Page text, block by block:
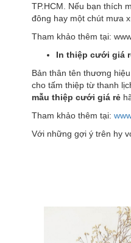
TP.HCM. Nếu bạn thích
đông hay một chút mưa
Tham khảo thêm tại:
In thiệp cưới giá
Bản thân tên thương
cho tấm thiệp từ thanh
mẫu thiệp cưới giá rẻ
Tham khảo thêm tại:
Với những gợi ý trên hy